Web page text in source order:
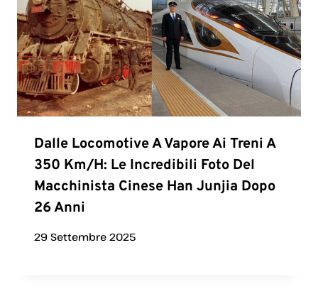
Dalle Locomotive A Vapore Ai Treni A
350 Km/h: Le Incredibili Foto Del
Macchinista Cinese Han Junjia Dopo
26 Anni
29 Settembre 2025